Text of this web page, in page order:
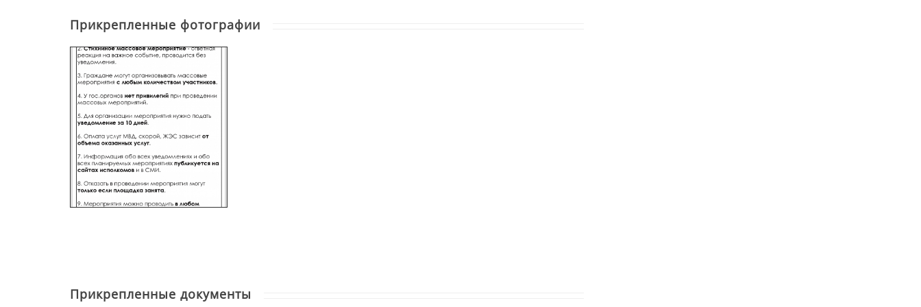
являющиеся субъектами нормотворческой инициативы, вносят проект
(издании), изменении, официальном толковании, приостановлении,
возобновлении, продлении и прекращении действия нормативного правового
акта (его структурных элементов) государственным органам (должностным
лицам), имеющим соответствующие полномочия, в порядке, предусмотренном
законодательством.
Согласно ст. 41 Закона Право законодательной инициативы, за исключением
случаев, предусмотренных частью второй настоящего пункта, принадлежит
Президенту Республики Беларусь, депутатам Палаты представителей
Национального собрания Республики Беларусь, Совету Республики
Национального собрания Республики Беларусь, Совету Министров Республики
Реализация права законодательной инициативы группой граждан ввиду
Прикрепленные фотографии
Прикрепленные документы